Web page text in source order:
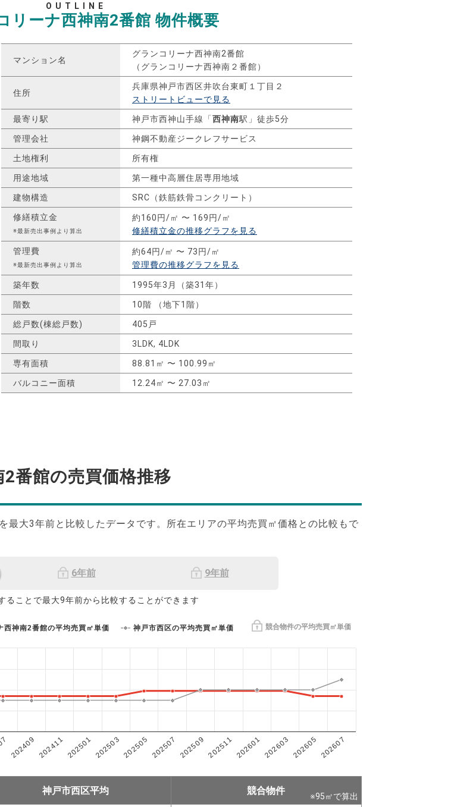
OUTLINE
リーナ西神南2番館 物件概要
マンション名
グランコリーナ西神南2番館
（グランコリーナ西神南２番館）
住所
兵庫県神戸市西区井吹台東町１丁目２
ストリートビューで見る
最寄り駅 神戸市西神山手線「 西神南駅」徒歩5分
管理会社 神鋼不動産ジークレフサービス
土地権利 所有権
用途地域 第一種中高層住居専用地域
建物構造 SRC（鉄筋鉄骨コンクリート）
修繕積立金
※最新売出事例より算出
約160円/㎡ 〜 169円/㎡
修繕積立金の推移グラフを見る
管理費
※最新売出事例より算出
約64円/㎡ 〜 73円/㎡
管理費の推移グラフを見る
築年数 1995年3月（築31年）
階数 10階 （地下1階）
総戸数(棟総戸数) 405戸
間取り 3LDK, 4LDK
専有面積 88.81㎡ 〜 100.99㎡
バルコニー面積 12.24㎡ 〜 27.03㎡
番館の売買価格推移
最大3年前と比較したデータです。所在エリアの平均売買㎡価格との比較もで
6年前 9年前
ることで最大9年前から比較することができます
競合物件の平均売買㎡単価
西神南2番館の平均売買㎡単価 神戸市西区の平均売買㎡単価
202409 202411202501202503202505 202507 202509202511202601202603 202605 202607
神戸市西区平均 競合物件 ※95㎡で算出